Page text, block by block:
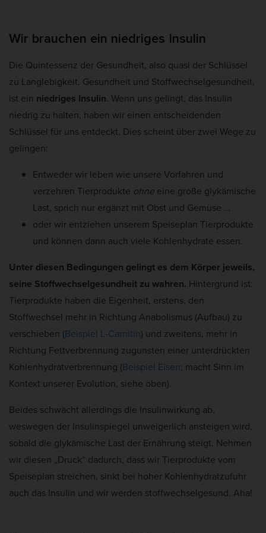
Wir brauchen ein niedriges Insulin
Die Quintessenz der Gesundheit, also quasi der Schlüssel
zu Langlebigkeit, Gesundheit und Stoffwechselgesundheit,
ist ein niedriges Insulin. Wenn uns gelingt, das Insulin
niedrig zu halten, haben wir einen entscheidenden
Schlüssel für uns entdeckt. Dies scheint über zwei Wege zu
gelingen:
Entweder wir leben wie unsere Vorfahren und
verzehren Tierprodukte ohne eine große glykämische
Last, sprich nur ergänzt mit Obst und Gemüse …
oder wir entziehen unserem Speiseplan Tierprodukte
und können dann auch viele Kohlenhydrate essen.
Unter diesen Bedingungen gelingt es dem Körper jeweils,
seine Stoffwechselgesundheit zu wahren. Hintergrund ist:
Tierprodukte haben die Eigenheit, erstens, den
Stoffwechsel mehr in Richtung Anabolismus (Aufbau) zu
verschieben (Beispiel L-Carnitin) und zweitens, mehr in
Richtung Fettverbrennung zugunsten einer unterdrückten
Kohlenhydratverbrennung (Beispiel Eisen; macht Sinn im
Kontext unserer Evolution, siehe oben).
Beides schwächt allerdings die Insulinwirkung ab,
weswegen der Insulinspiegel unweigerlich ansteigen wird,
sobald die glykämische Last der Ernährung steigt. Nehmen
wir diesen „Druck“ dadurch, dass wir Tierprodukte vom
Speiseplan streichen, sinkt bei hoher Kohlenhydratzufuhr
auch das Insulin und wir werden stoffwechselgesund. Aha!